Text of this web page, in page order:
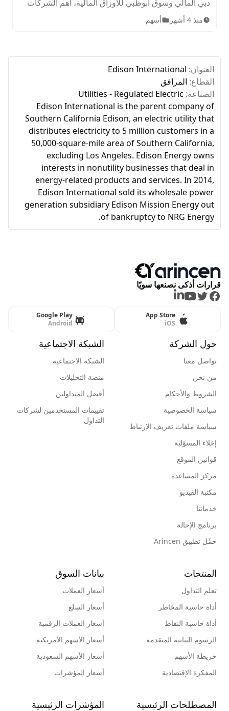
دبي المالي وسوق أبوظبي للأوراق المالية، أهم الشركات
المدرجة، الأصول المتاحة، ساعات التداول، وخطوات
الاستثمار للمبتدئين.
منذ 4 أشهر أسهم
العنوان: Edison International
القطاع: المرافق
الصناعة: Utilities - Regulated Electric
Edison International is the parent company of
Southern California Edison, an electric utility that
distributes electricity to 5 million customers in a
50,000-square-mile area of Southern California,
excluding Los Angeles. Edison Energy owns
interests in nonutility businesses that deal in
energy-related products and services. In 2014,
Edison International sold its wholesale power
generation subsidiary Edison Mission Energy out
of bankruptcy to NRG Energy.
قرارات أذكى نصنعها سويًا
Facebook
Twitter
Youtube
LinkedIn
App Store
iOS
Google Play
Android
حول الشركة
تواصل معنا
من نحن
الشروط والأحكام
سياسة الخصوصية
سياسة ملفات تعريف الإرتباط
إخلاء المسؤلية
قوانين الموقع
مركز المساعدة
مكتبة الفيديو
خدماتنا
برنامج الإحالة
حمِّل تطبيق Arincen
الشبكة الاجتماعية
الشبكة الاجتماعية
منصة التحليلات
أفضل المتداولين
تقييمات المستخدمين لشركات
التداول
المنتجات
تعلم التداول
أداة حاسبة المخاطر
أداة حاسبة النقاط
الرسوم البيانية المتقدمة
خريطة الأسهم
المفكرة الإقتصادية
بيانات السوق
أسعار العملات
أسعار السلع
أسعار العملات الرقمية
أسعار الأسهم الأمريكية
أسعار الأسهم السعودية
أسعار المؤشرات
المصطلحات الرئيسية المؤشرات الرئيسية